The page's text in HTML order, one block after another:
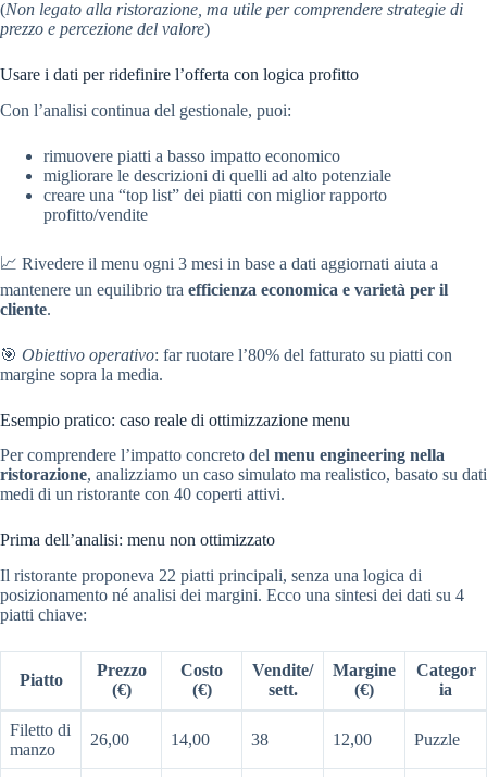
(Non legato alla ristorazione, ma utile per comprendere strategie di
prezzo e percezione del valore)
Usare i dati per ridefinire l’offerta con logica profitto
Con l’analisi continua del gestionale, puoi:
rimuovere piatti a basso impatto economico
migliorare le descrizioni di quelli ad alto potenziale
creare una “top list” dei piatti con miglior rapporto
profitto/vendite
📈 Rivedere il menu ogni 3 mesi in base a dati aggiornati aiuta a
mantenere un equilibrio tra efficienza economica e varietà per il
cliente.
🎯 Obiettivo operativo: far ruotare l’80% del fatturato su piatti con
margine sopra la media.
Esempio pratico: caso reale di ottimizzazione menu
Per comprendere l’impatto concreto del menu engineering nella
ristorazione, analizziamo un caso simulato ma realistico, basato su dati
medi di un ristorante con 40 coperti attivi.
Prima dell’analisi: menu non ottimizzato
Il ristorante proponeva 22 piatti principali, senza una logica di
posizionamento né analisi dei margini. Ecco una sintesi dei dati su 4
piatti chiave:
Piatto
Prezzo
(€)
Costo
(€)
Vendite/
sett.
Margine
(€)
Categor
ia
Filetto di
manzo
26,00 14,00 38 12,00 Puzzle